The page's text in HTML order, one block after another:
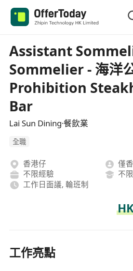
Assistant
Sommelier - 海洋
Prohibition
Bar
Lai Sun Dining·餐飲業
全職
香港仔
僅
不限經驗
不
工作日面議, 輪班制
工作亮點